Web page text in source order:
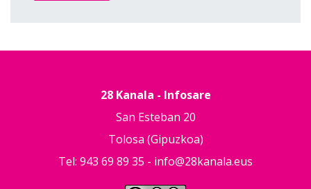
28 Kanala - Infosare
San Esteban 20
Tolosa (Gipuzkoa)
Tel: 943 69 89 35 - info@28kanala.eus